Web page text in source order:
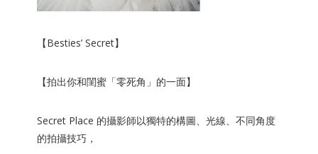
【Besties’ Secret】
【拍出你和閨蜜「零死角」的一面】
Secret Place 的攝影師以獨特的構圖、光線、不同角度
的拍攝技巧，